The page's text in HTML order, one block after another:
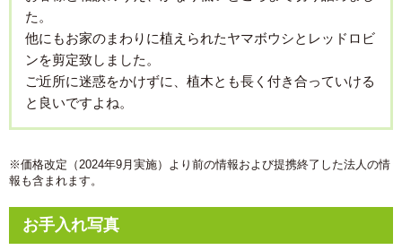
た。
他にもお家のまわりに植えられたヤマボウシとレッドロビ
ンを剪定致しました。
ご近所に迷惑をかけずに、植木とも長く付き合っていける
と良いですよね。
※価格改定（2024年9月実施）より前の情報および提携終了した法人の情
報も含まれます。
お手入れ写真